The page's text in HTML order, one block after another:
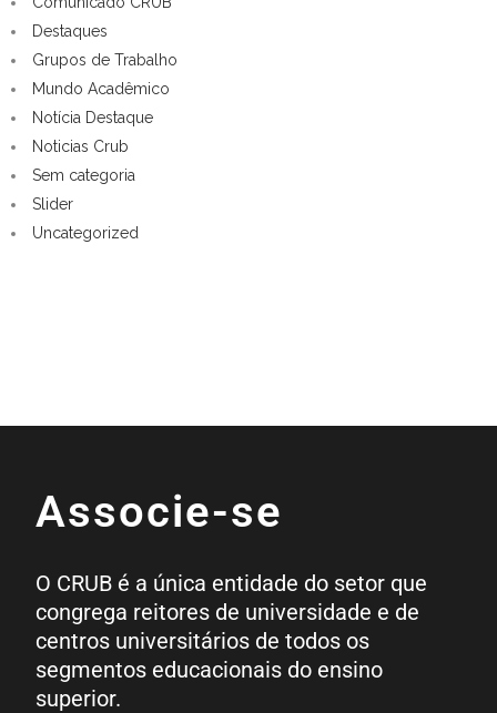
Destaques
Grupos de Trabalho
Mundo Acadêmico
Notícia Destaque
Noticias Crub
Sem categoria
Slider
Uncategorized
Associe-se
O CRUB é a única entidade do setor que
congrega reitores de universidade e de
centros universitários de todos os
segmentos educacionais do ensino
superior.